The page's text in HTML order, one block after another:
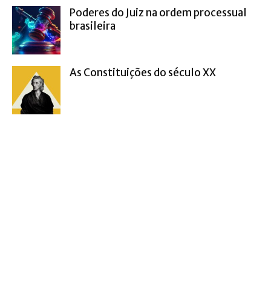
Poderes do Juiz na ordem processual
brasileira
As Constituições do século XX